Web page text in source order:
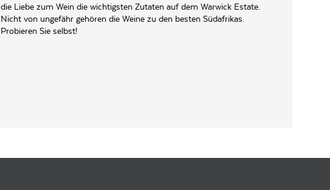
die Liebe zum Wein die wichtigsten Zutaten auf dem Warwick Estate.
Nicht von ungefähr gehören die Weine zu den besten Südafrikas.
Probieren Sie selbst!